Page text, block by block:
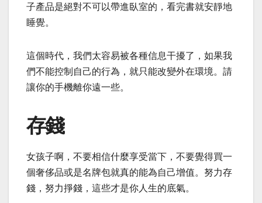
子產品是絕對不可以帶進臥室的，看完書就安靜地
睡覺。
這個時代，我們太容易被各種信息干擾了，如果我
們不能控制自己的行為，就只能改變外在環境。請
讓你的手機離你遠一些。
存錢
女孩子啊，不要相信什麼享受當下，不要覺得買一
個奢侈品或是名牌包就真的能為自己增值。努力存
錢，努力掙錢，這些才是你人生的底氣。